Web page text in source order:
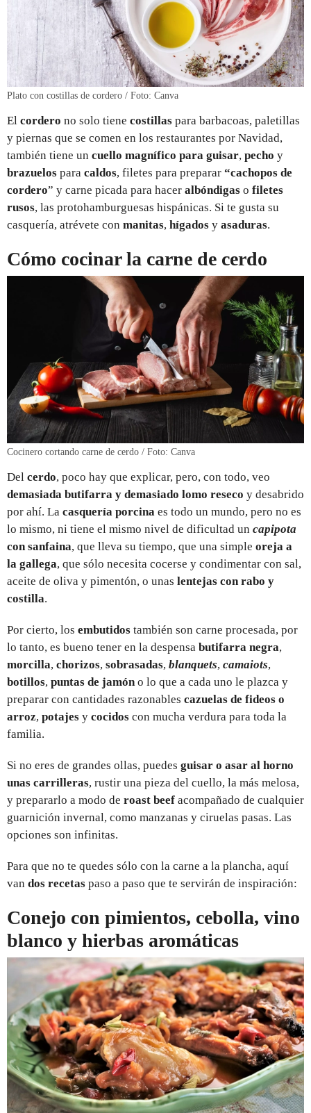
Plato con costillas de cordero / Foto: Canva
El cordero no solo tiene costillas para barbacoas, paletillas
y piernas que se comen en los restaurantes por Navidad,
también tiene un cuello magnífico para guisar, pecho y
brazuelos para caldos, filetes para preparar “cachopos de
cordero” y carne picada para hacer albóndigas o filetes
rusos, las protohamburguesas hispánicas. Si te gusta su
casquería, atrévete con manitas, hígados y asaduras.
Cómo cocinar la carne de cerdo
Cocinero cortando carne de cerdo / Foto: Canva
Del cerdo, poco hay que explicar, pero, con todo, veo
demasiada butifarra y demasiado lomo reseco y desabrido
por ahí. La casquería porcina es todo un mundo, pero no es
lo mismo, ni tiene el mismo nivel de dificultad un capipota
con sanfaina, que lleva su tiempo, que una simple oreja a
la gallega, que sólo necesita cocerse y condimentar con sal,
aceite de oliva y pimentón, o unas lentejas con rabo y
costilla.
Por cierto, los embutidos también son carne procesada, por
lo tanto, es bueno tener en la despensa butifarra negra,
morcilla, chorizos, sobrasadas, blanquets, camaiots,
botillos, puntas de jamón o lo que a cada uno le plazca y
preparar con cantidades razonables cazuelas de fideos o
arroz, potajes y cocidos con mucha verdura para toda la
familia.
Si no eres de grandes ollas, puedes guisar o asar al horno
unas carrilleras, rustir una pieza del cuello, la más melosa,
y prepararlo a modo de roast beef acompañado de cualquier
guarnición invernal, como manzanas y ciruelas pasas. Las
opciones son infinitas.
Para que no te quedes sólo con la carne a la plancha, aquí
van dos recetas paso a paso que te servirán de inspiración:
Conejo con pimientos, cebolla, vino
blanco y hierbas aromáticas